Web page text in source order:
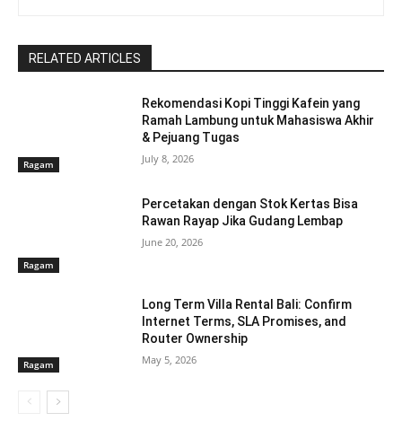
RELATED ARTICLES
Ragam
Rekomendasi Kopi Tinggi Kafein yang
Ramah Lambung untuk Mahasiswa Akhir
& Pejuang Tugas
July 8, 2026
Ragam
Percetakan dengan Stok Kertas Bisa
Rawan Rayap Jika Gudang Lembap
June 20, 2026
Ragam
Long Term Villa Rental Bali: Confirm
Internet Terms, SLA Promises, and
Router Ownership
May 5, 2026